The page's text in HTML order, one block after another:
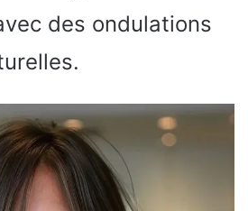
des ondulations